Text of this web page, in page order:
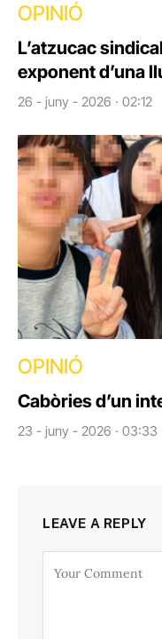
OPINIÓ
L’atzucac
exponent d’una
26 - juny - 2026 · 02:12
OPINIÓ
Cabòries d’un
23 - juny - 2026 · 03:33
LEAVE A REPLY